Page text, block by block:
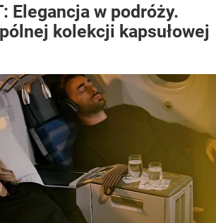
Elegancja w podróży.
kolekcji kapsułowej